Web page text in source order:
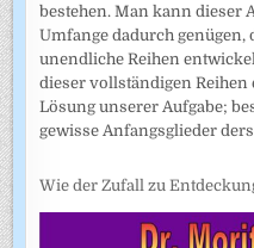
bestehen. Man kann dieser
Umfange dadurch genügen,
unendliche Reihen
dieser vollständigen
Lösung unserer Aufgabe;
gewisse Anfangsglieder
Wie der Zufall zu